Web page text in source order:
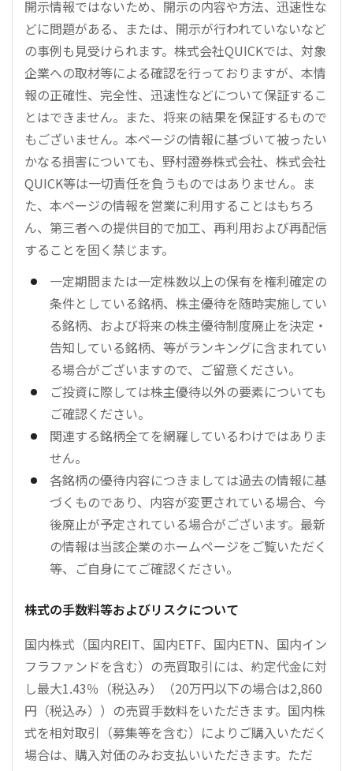
開示情報ではないため、開示の内容や方法、迅速性な
どに問題がある、または、開示が行われていないなど
の事例も見受けられます。株式会社QUICKでは、対象
企業への取材等による確認を行っておりますが、本情
報の正確性、完全性、迅速性などについて保証するこ
とはできません。また、将来の結果を保証するもので
もございません。本ページの情報に基づいて被ったい
かなる損害についても、野村證券株式会社、株式会社
QUICK等は一切責任を負うものではありません。ま
た、本ページの情報を営業に利用することはもちろ
ん、第三者への提供目的で加工、再利用および再配信
することを固く禁じます。
一定期間または一定株数以上の保有を権利確定の
条件としている銘柄、株主優待を随時実施してい
る銘柄、および将来の株主優待制度廃止を決定・
告知している銘柄、等がランキングに含まれてい
る場合がございますので、ご留意ください。
ご投資に際しては株主優待以外の要素についても
ご確認ください。
関連する銘柄全てを網羅しているわけではありま
せん。
各銘柄の優待内容につきましては過去の情報に基
づくものであり、内容が変更されている場合、今
後廃止が予定されている場合がございます。最新
の情報は当該企業のホームページをご覧いただく
等、ご自身にてご確認ください。
株式の手数料等およびリスクについて
国内株式（国内REIT、国内ETF、国内ETN、国内イン
フラファンドを含む）の売買取引には、約定代金に対
し最大1.43％（税込み）（20万円以下の場合は2,860
円（税込み））の売買手数料をいただきます。国内株
式を相対取引（募集等を含む）によりご購入いただく
場合は、購入対価のみお支払いいただきます。ただ